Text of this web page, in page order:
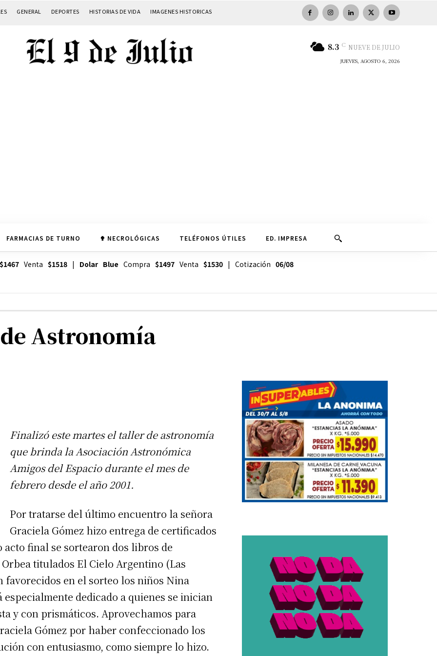
GENERAL DEPORTES HISTORIAS DE VIDA IMAGENES HISTORICAS
8.3 C NUEVE DE JULIO
JUEVES, AGOSTO 6, 2026
FARMACIAS DE TURNO ✟ NECROLÓGICAS TELÉFONOS ÚTILES ED. IMPRESA
Venta $1518| Dolar Blue Compra $1497Venta $1530| Cotización 06/08
Astronomía
Finalizó este martes el taller de astronomía
que brinda la Asociación Astronómica
Amigos del Espacio durante el mes de
febrero desde el año 2001.
Por tratarse del último encuentro la señora
Graciela Gómez hizo entrega de certificados
final se sortearon dos libros de
titulados El Cielo Argentino (Las
en el sorteo los niños Nina
dedicado a quienes se inician
y con prismáticos. Aprovechamos para
Gómez por haber confeccionado los
con entusiasmo, como siempre lo hizo.